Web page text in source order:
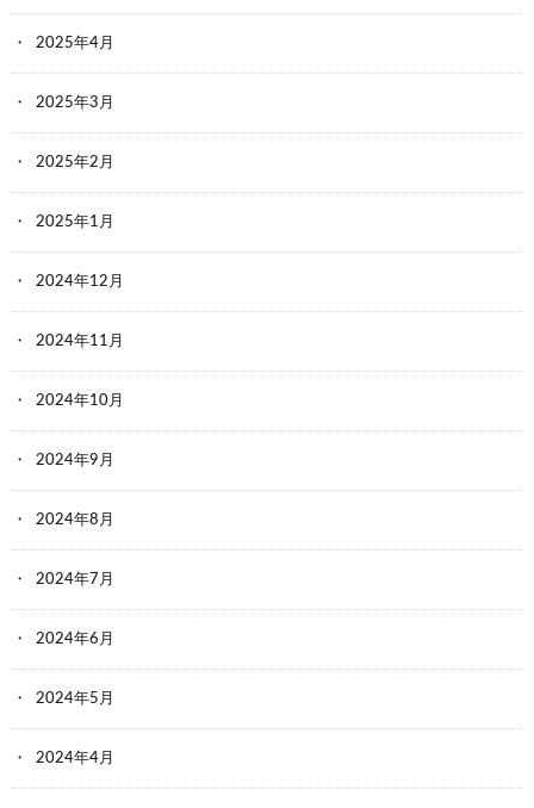
2025年4月
2025年3月
2025年2月
2025年1月
2024年12月
2024年11月
2024年10月
2024年9月
2024年8月
2024年7月
2024年6月
2024年5月
2024年4月